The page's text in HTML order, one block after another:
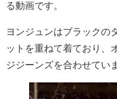
る動画です。
ヨンジュンはブラックの
ットを重ねて着ており、
ジジーンズを合わせてい